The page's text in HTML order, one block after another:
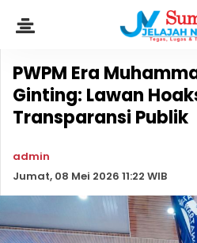
PWPM Era
Ginting: Lawan
Transparansi Publik
admin
Jumat, 08 Mei 2026 11:22 WIB